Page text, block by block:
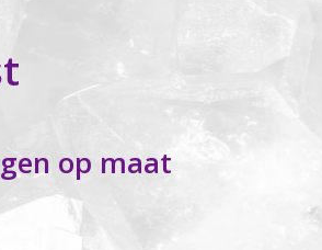
op maat